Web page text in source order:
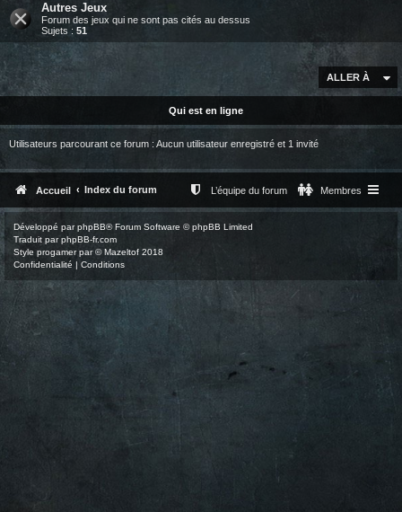
Autres Jeux
Forum des jeux qui ne sont pas cités au dessus
Sujets : 51
ALLER À
Qui est en ligne
Utilisateurs parcourant ce forum : Aucun utilisateur enregistré et 1 invité
Accueil Index du forum Membres
L’équipe du forum
Développé parphpBB® Forum Software © phpBB Limited
Traduit parphpBB-fr.com
Style progamerpar ©Mazeltof 2018
Confidentialité | Conditions